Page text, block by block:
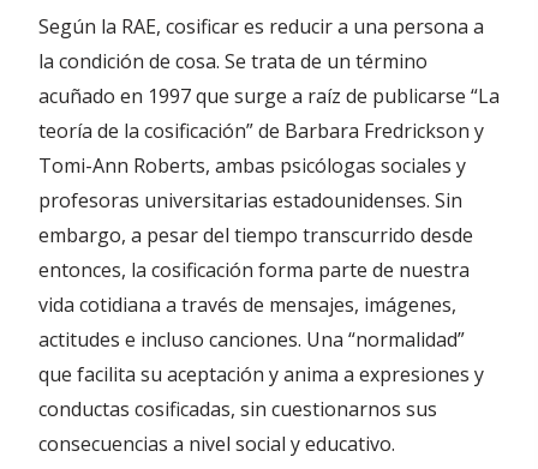
Según la RAE, cosificar es reducir a una persona a
la condición de cosa. Se trata de un término
acuñado en 1997 que surge a raíz de publicarse “La
teoría de la cosificación” de Barbara Fredrickson y
Tomi-Ann Roberts, ambas psicólogas sociales y
profesoras universitarias estadounidenses. Sin
embargo, a pesar del tiempo transcurrido desde
entonces, la cosificación forma parte de nuestra
vida cotidiana a través de mensajes, imágenes,
actitudes e incluso canciones. Una “normalidad”
que facilita su aceptación y anima a expresiones y
conductas cosificadas, sin cuestionarnos sus
consecuencias a nivel social y educativo.